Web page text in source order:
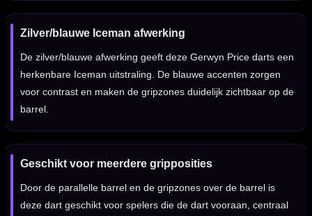
Zilver/blauwe Iceman afwerking
De zilver/blauwe afwerking geeft deze Gerwyn Price darts een
herkenbare Iceman uitstraling. De blauwe accenten zorgen
voor contrast en maken de gripzones duidelijk zichtbaar op de
barrel.
Geschikt voor meerdere gripposities
Door de parallelle barrel en de gripzones over de barrel is
deze dart geschikt voor spelers die de dart vooraan, centraal